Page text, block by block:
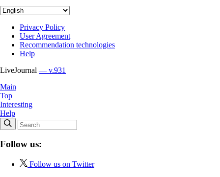
Privacy Policy
User Agreement
Recommendation technologies
Help
LiveJournal — v.931
Main
Top
Interesting
Help
Follow us:
Follow us on Twitter